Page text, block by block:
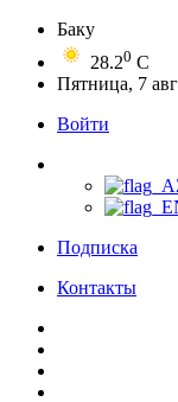
Баку
28.20 C
Пятница, 7
Войти
Подписка
Контакты